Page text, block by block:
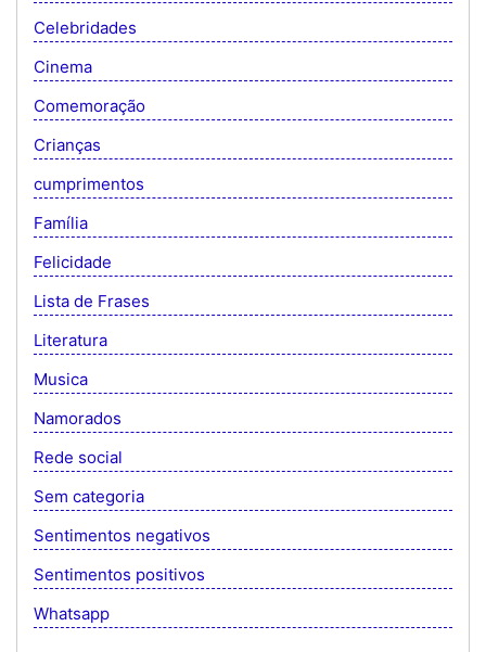
Celebridades
Cinema
Comemoração
Crianças
cumprimentos
Família
Felicidade
Lista de Frases
Literatura
Musica
Namorados
Rede social
Sem categoria
Sentimentos negativos
Sentimentos positivos
Whatsapp